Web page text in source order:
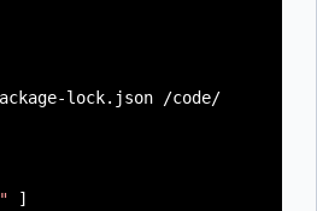
lock.json /code/
]